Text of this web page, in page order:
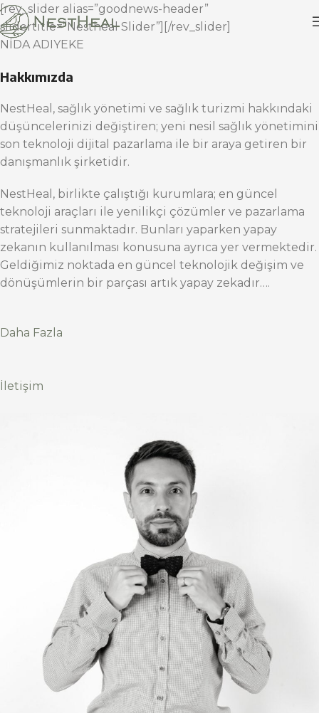
[rev_slider alias=”goodnews-header”
slidertitle=”Nestheal Slider”][/rev_slider]
NİDA ADIYEKE
Hakkımızda
NestHeal, sağlık yönetimi ve sağlık turizmi hakkındaki
düşüncelerinizi değiştiren; yeni nesil sağlık yönetimini
son teknoloji dijital pazarlama ile bir araya getiren bir
danışmanlık şirketidir.
NestHeal, birlikte çalıştığı kurumlara; en güncel
teknoloji araçları ile yenilikçi çözümler ve pazarlama
stratejileri sunmaktadır. Bunları yaparken yapay
zekanın kullanılması konusuna ayrıca yer vermektedir.
Geldiğimiz noktada en güncel teknolojik değişim ve
dönüşümlerin bir parçası artık yapay zekadır….
Daha Fazla
İletişim